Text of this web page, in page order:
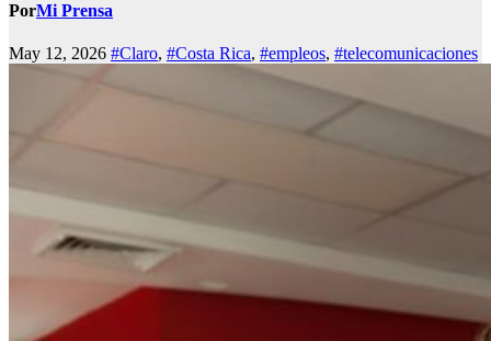
PorMi Prensa
May 12, 2026 #Claro, #Costa Rica, #empleos, #telecomunicaciones